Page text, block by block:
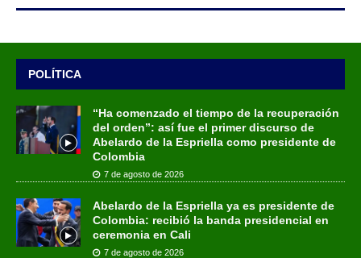
POLÍTICA
“Ha comenzado el tiempo de la recuperación
del orden”: así fue el primer discurso de
Abelardo de la Espriella como presidente de
Colombia
7 de agosto de 2026
Abelardo de la Espriella ya es presidente de
Colombia: recibió la banda presidencial en
ceremonia en Cali
7 de agosto de 2026